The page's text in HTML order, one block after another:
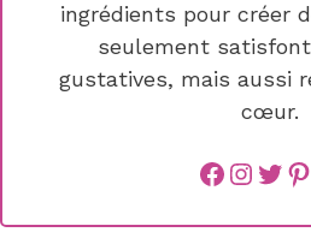
ingrédients pour créer
seulement
gustatives, mais aussi
cœur.